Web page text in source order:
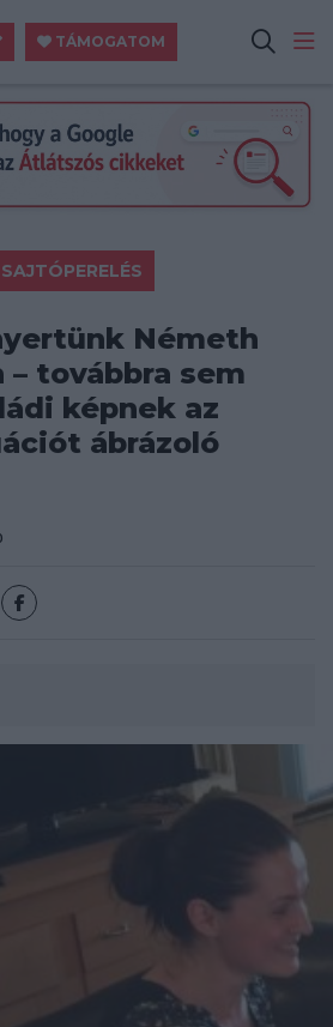
TÁMOGATOM
Németh
– továbbra sem
képnek az
ábrázoló